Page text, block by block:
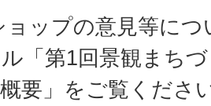
ョップの意見等に
「第1回景観まち
要」をご覧くださ